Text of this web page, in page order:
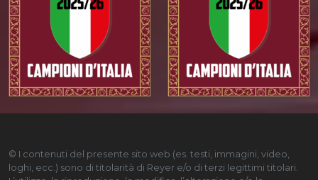
© I contenuti del presente sito web (es. testi, immagini, video,
loghi, ecc.) sono di titolarità di Reyer e/o di terzi legittimi titolari.